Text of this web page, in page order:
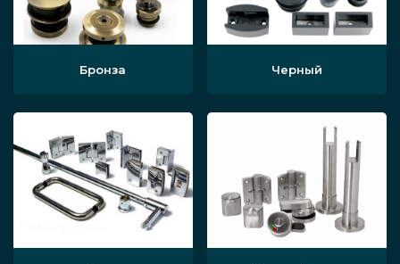
Бронза Черный